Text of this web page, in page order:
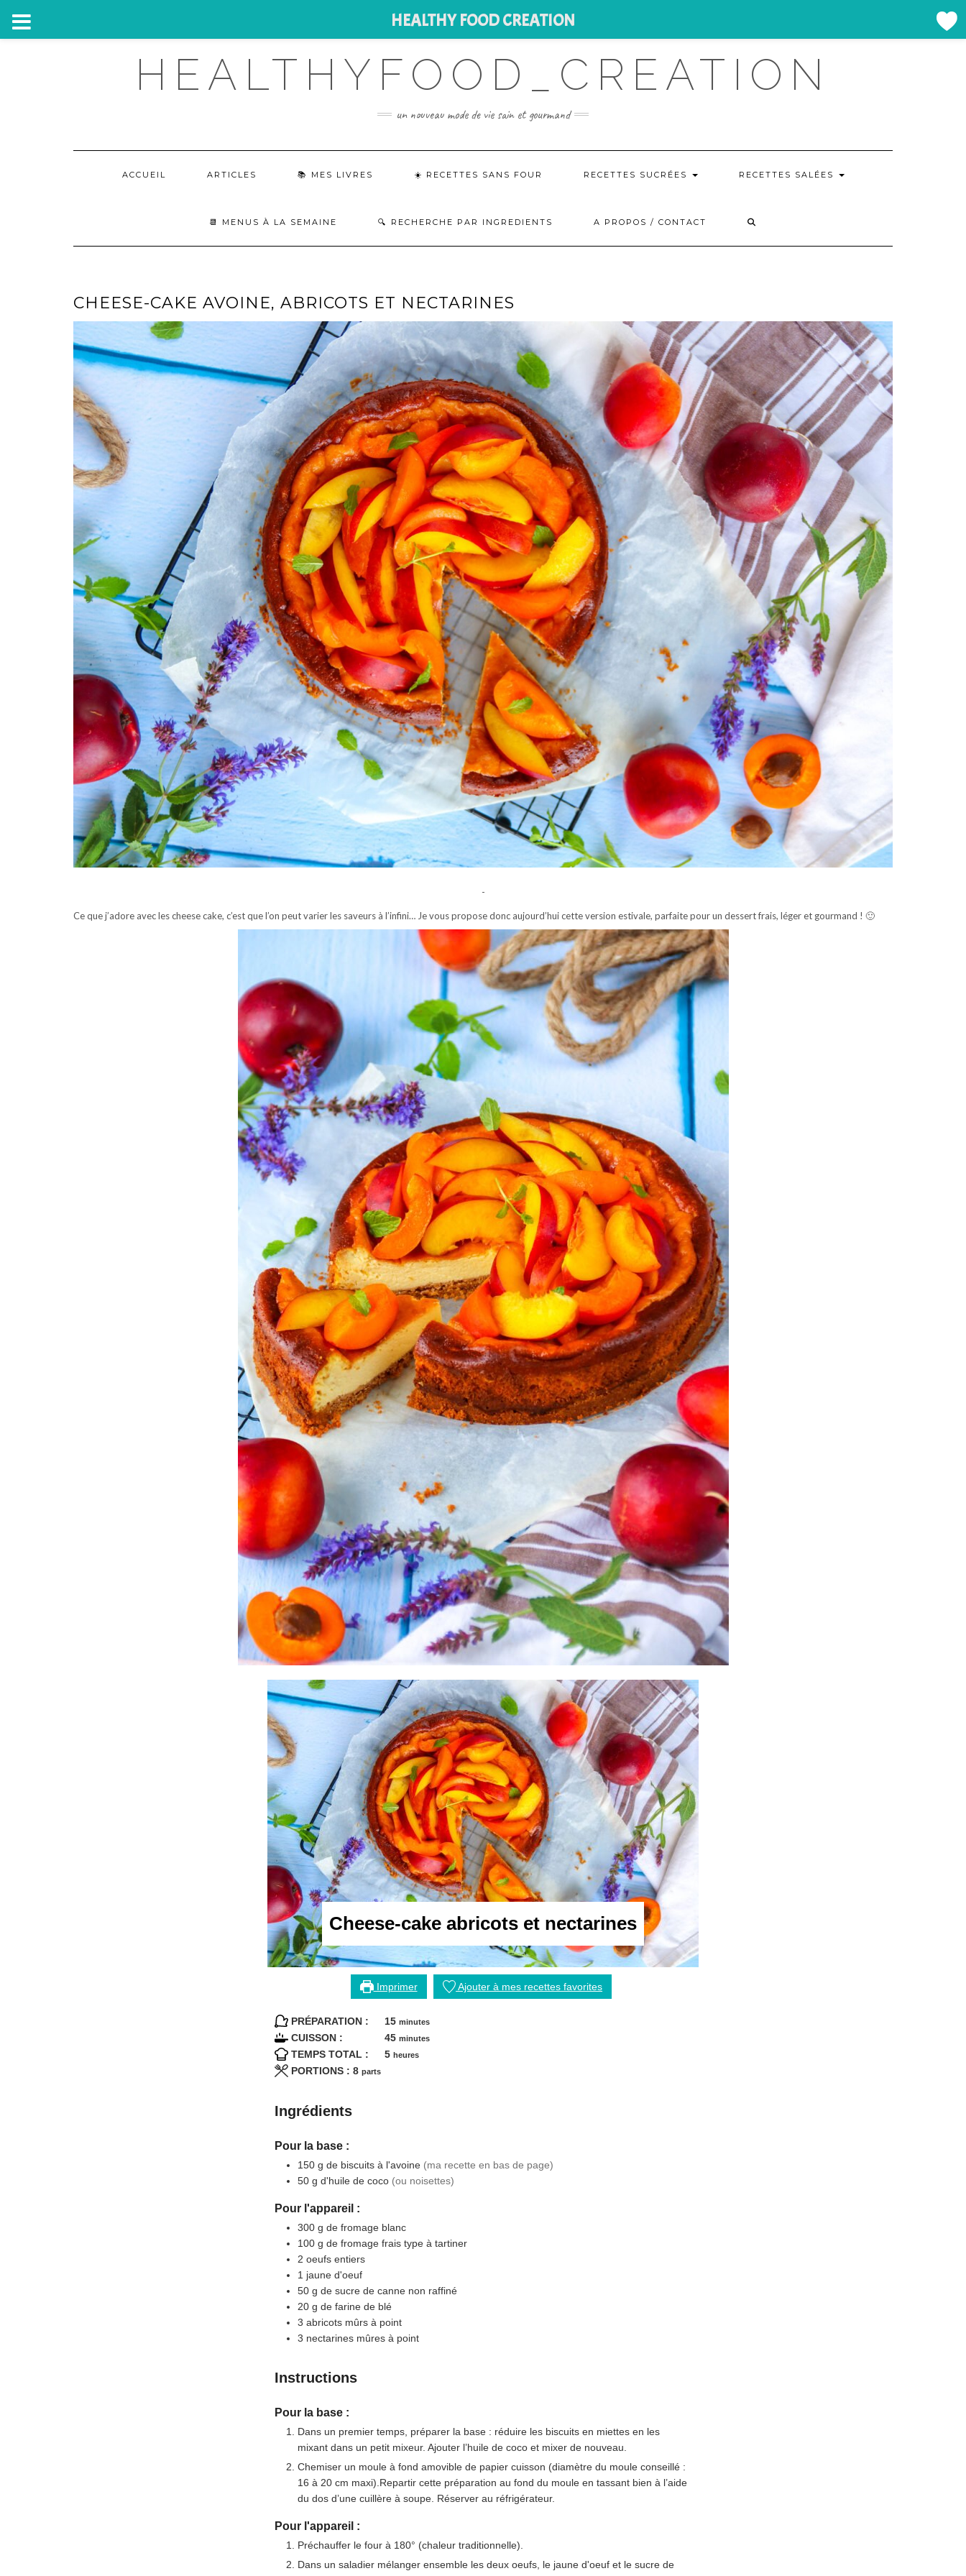
HEALTHYFOOD_CREATION
un nouveau mode de vie sain et gourmand
ACCUEIL ARTICLES MES LIVRES ☀️ RECETTES SANS FOUR RECETTES SUCRÉES RECETTES SALÉES
📆 MENUS À LA SEMAINE RECHERCHE PAR INGREDIENTS A PROPOS / CONTACT
CHEESE-CAKE AVOINE, ABRICOTS ET NECTARINES
-
Ce que j’adore avec les cheese cake, c’est que l’on peut varier les saveurs à l’infini… Je vous propose donc aujourd’hui cette version estivale, parfaite pour un dessert frais, léger et gourmand ! 🙂
Cheese-cake abricots et nectarines
Imprimer Ajouter à mes recettes favorites
PRÉPARATION : 15minutes
minutes
CUISSON : 45minutes
minutes
TEMPS TOTAL : 5heures
heures
PORTIONS : 8 parts
Ingrédients
Pour la base :
150 g de biscuits à l'avoine (ma recette en bas de page)
50 g d'huile de coco (ou noisettes)
Pour l'appareil :
300 g de fromage blanc
100 g de fromage frais type à tartiner
2 oeufs entiers
1 jaune d'oeuf
50 g de sucre de canne non raffiné
20 g de farine de blé
3 abricots mûrs à point
3 nectarines mûres à point
Instructions
Pour la base :
Dans un premier temps, préparer la base : réduire les biscuits en miettes en les
mixant dans un petit mixeur. Ajouter l’huile de coco et mixer de nouveau.
Chemiser un moule à fond amovible de papier cuisson (diamètre du moule conseillé :
16 à 20 cm maxi).Repartir cette préparation au fond du moule en tassant bien à l’aide
du dos d’une cuillère à soupe. Réserver au réfrigérateur.
Pour l'appareil :
Préchauffer le four à 180° (chaleur traditionnelle).
Dans un saladier mélanger ensemble les deux oeufs, le jaune d'oeuf et le sucre de
HEALTHY FOOD CREATION